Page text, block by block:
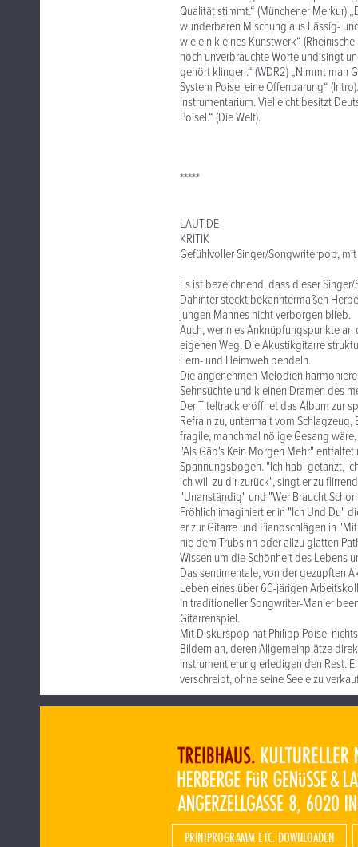
Qualität stimmt.“ (Münchener Merkur)
wunderbaren Mischung aus Lässig-
wie ein kleines Kunstwerk“
noch unverbrauchte Worte und singt
gehört klingen.“ (WDR2) „Nimmt
System Poisel eine Offenbarung“
Instrumentarium. Vielleicht besitzt
Poisel.“ (Die Welt).
*****
LAUT.DE
KRITIK
Gefühlvoller Singer/Songwriterpop,
Es ist bezeichnend, dass dieser
Dahinter steckt bekanntermaßen
jungen Mannes nicht verborgen blieb.
Auch, wenn es Anknüpfungspunkte
eigenen Weg. Die Akustikgitarre
Fern- und Heimweh pendeln.
Die angenehmen Melodien
Sehnsüchte und kleinen Dramen des
Der Titeltrack eröffnet das Album zur
Refrain zu, untermalt vom
fragile, manchmal nölige Gesang
"Als Gäb's Kein Morgen Mehr"
Spannungsbogen. "Ich hab' getanzt,
ich will zu dir zurück", singt er zu
"Unanständig" und "Wer Braucht
Fröhlich imaginiert er in "Ich Und Du"
er zur Gitarre und Pianoschlägen in
nie dem Trübsinn oder allzu glatten
Wissen um die Schönheit des Lebens
Das sentimentale, von der gezupften
Leben eines über 60-järigen
In traditioneller Songwriter-Manier
Gitarrenspiel.
Mit Diskurspop hat Philipp Poisel
Bildern an, deren Allgemeinplätze
Instrumentierung erledigen den Rest.
verschreibt, ohne seine Seele zu
PRINTPROGRAMM ETC. DOWNLOADEN